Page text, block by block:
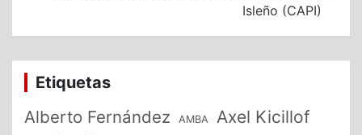
Isleño (CAPI)
Etiquetas
Alberto Fernández AMBA Axel Kicillof